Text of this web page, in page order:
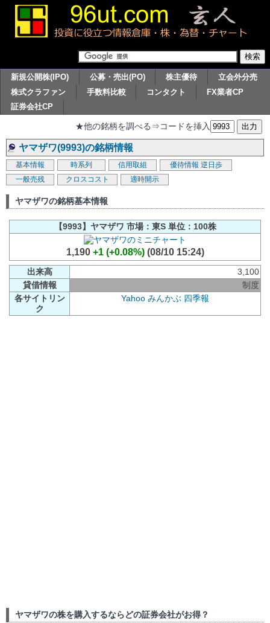
新規公開株(IPO) 公募・売出(PO) 株主優待
立会外分売
株式クラファン
手数料比較 コンタクト
FX業者CP
証券会社CP
★他の銘柄を調べる⇒コードを挿入
ヤマザワ(9993)の銘柄情報
基本情報 時系列 信用取組 優待情報 逆日歩
一般売残
クロスコスト 適時開示
ヤマザワの銘柄基本情報
【9993】ヤマザワ 市場：東S 単位：100株
1,190 +1 (+0.08%)(08/10 15:24)
出来高
3,100
貸借情報
制度
各サイトリン
ク
Yahoo みんかぶ 四季報
ヤマザワの株を購入するならどの証券会社がお得？